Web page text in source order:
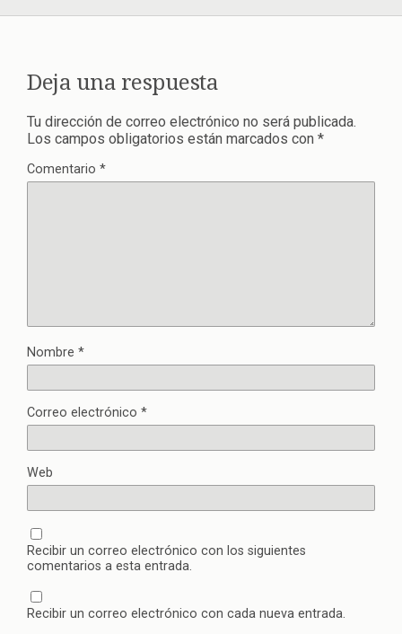
Deja una respuesta
Tu dirección de correo electrónico no será publicada.
Los campos obligatorios están marcados con *
Comentario *
Nombre *
Correo electrónico *
Web
Recibir un correo electrónico con los siguientes
comentarios a esta entrada.
Recibir un correo electrónico con cada nueva entrada.